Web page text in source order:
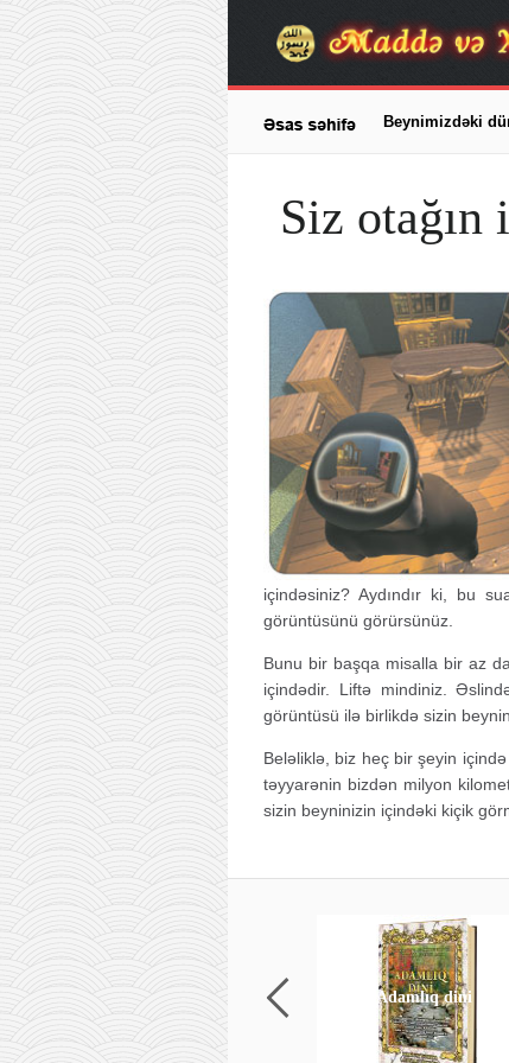
Beynimizdəki
Siz
içindəsiniz? Aydındır ki, bu
görüntüsünü görürsünüz.
Bunu bir başqa misalla bir az
içindədir. Liftə mindiniz.
görüntüsü ilə birlikdə sizin
Beləliklə, biz heç bir şeyin
təyyarənin bizdən milyon
sizin beyninizin içindəki kiçik
Adamlıq dini